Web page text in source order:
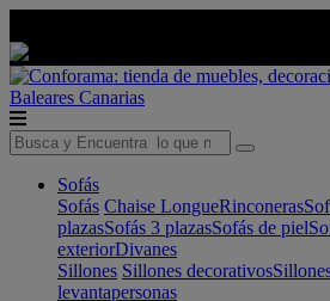
Baleares Canarias
Sofás
Sofás Chaise LongueRinconeras
plazasSofás 3 plazasSofás de piel
exteriorDivanes
Sillones Sillones decorativos
levantapersonas